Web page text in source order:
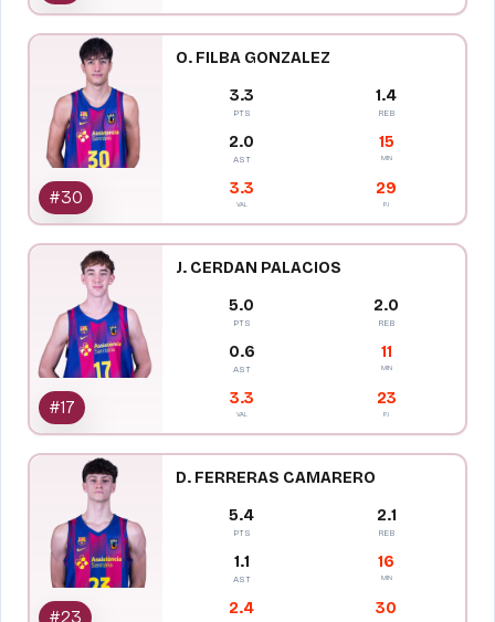
#30
O. FILBA GONZALEZ
3.3
PTS
1.4
REB
2.0
AST
15
MIN
3.3
VAL
29
PJ
#17
J. CERDAN PALACIOS
5.0
PTS
2.0
REB
0.6
AST
11
MIN
3.3
VAL
23
PJ
#23
D. FERRERAS CAMARERO
5.4
PTS
2.1
REB
1.1
AST
16
MIN
2.4 30